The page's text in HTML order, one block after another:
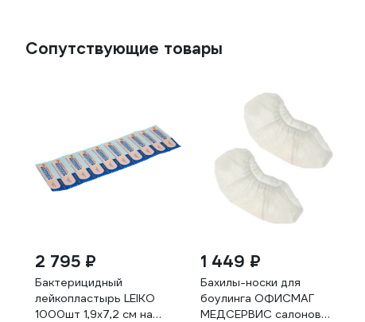
Сопутствующие товары
2 795 ₽
Бактерицидный
лейкопластырь LEIKO
1000шт 1,9х7,2 см на
1 449 ₽
Бахилы-носки для
боулинга ОФИСМАГ
МЕДСЕРВИС салонов